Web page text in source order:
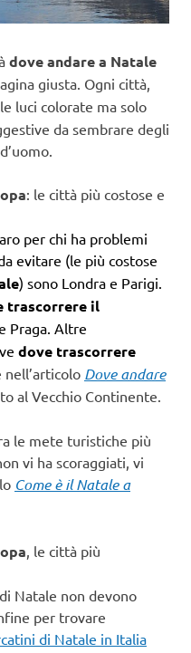
dove andare a Natale
giusta. Ogni città,
luci colorate ma solo
da sembrare degli
: le città più costose e
per chi ha problemi
evitare (le più costose
) sono Londra e Parigi.
trascorrere il
Praga. Altre
dove trascorrere
Dove andare
al Vecchio Continente.
le mete turistiche più
vi ha scoraggiati, vi
Come è il Natale a
, le città più
Natale non devono
per trovare
di Natale in Italia